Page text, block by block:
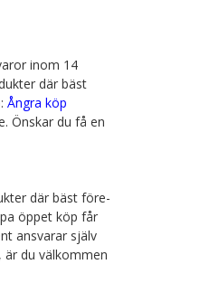
inom 14
där bäst
Ångra köp
Önskar du få en
där bäst före-
öppet köp får
ansvarar själv
är du välkommen